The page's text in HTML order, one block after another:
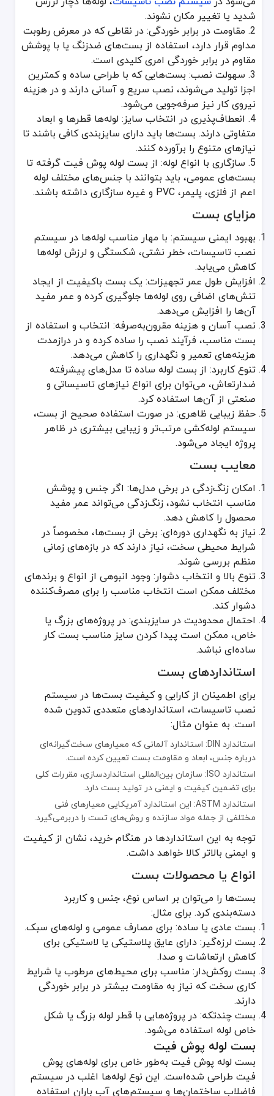
طریقه ساخت بست
خط تولید بست‌ها بسته به جنس آن‌ها متفاوت است اما به طور کلی
برش مواد اولیه: ورق‌های فلزی یا پلیمری در ابعاد و ضخامت مناسب
شکل‌دهی: ورق‌ها توسط قالب‌ها و پرس‌های صنعتی شکل بست به خود
جوشکاری یا اتصال قطعات: در مدل‌های چندتکه، قطعات توسط
آبکاری یا پوشش‌دهی: برای افزایش مقاومت در برابر زنگ‌زدگی،
کنترل کیفیت: محصول نهایی از نظر ابعاد، ضخامت پوشش و عملکرد
موارد مصرف و کاربردهای بست
سیستم‌های لوله‌کشی آب و فاضلاب: از جمله سیستم فاضلاب پوش
سیستم‌های گرمایشی و سرمایشی: بست برای تثبیت رادیاتورها،
تاسیسات برق و مخابرات: جهت نگه‌داشتن کابل‌ها و تابلوهای برق.
صنایع خودروسازی و ماشین‌آلات: برای کنترل لرزش قطعات متحرک.
بست‌ها بخش مهمی از سیستم لوله‌کشی ساختمان اعم از تأمین آب
خطوط صنعتی و کارخانه‌ها
در کارخانه‌ها، به‌خصوص صنایع شیمیایی و پتروشیمی که خطوط لوله
سیستم‌های گرمایشی و سرمایشی (HVAC)
در سیستم‌های تهویه مطبوع و گرمایشی، لوله‌های مسی یا پلیمری
برندهای سازنده بست
شرکت‌های متعدد داخلی و خارجی در زمینه تولید بست فعال هستند.
Hilti (بین‌المللی)
Fischer (بین‌المللی)
ماموت (برند داخلی)
بست ایران (برند داخلی)
هنگام انتخاب برند، به استانداردهای رعایت‌شده، مواد اولیه مصرفی
نمایندگی و واردات بست
برخی شرکت‌های ایرانی، نمایندگی برندهای خارجی را بر عهده دارند
جایگزین‌های بست
در برخی کاربردهای خاص، استفاده از رزین‌های مهاری یا
نکات مهم هنگام خرید بست
توجه به نوع لوله: اگر با بست لوله پوش فیت یا لوله‌های فلزی کار
در نظر گرفتن شرایط محیطی: در فضاهای بیرونی یا مرطوب، حتماً از
بررسی تحمل فشار و دما: مشخصات سیستم نصب تاسیسات را با
کیفیت پیچ و مهره: یادتان باشد در کنار بست، پیچ و مهره مناسب
میزان بودجه: هزینه مناسب در مقابل کیفیت ایده‌آل را بررسی و
در فرآیند خرید بست، انتخاب نوع صحیح آن با توجه به قطر لوله،
در زمان خرید بست، توجه به نوع لوله، شرایط نصب و جنس بست اهمیت
بست به عنوان یک قطعه کوچک اما فوق‌العاده حیاتی در سیستم
اگر در جستجوی راهی مطمئن برای بهبود عملکرد تاسیسات خود
شدید یا تغییر مکان نشوند.
2. مقاومت در برابر خوردگی: در نقاطی که در معرض رطوبت
مداوم قرار دارد، استفاده از بست‌های ضدزنگ یا با پوشش
مقاوم در برابر خوردگی امری کلیدی است.
3. سهولت نصب: بست‌هایی که با طراحی ساده و کمترین
اجزا تولید می‌شوند، نصب سریع و آسانی دارند و در هزینه
نیروی کار نیز صرفه‌جویی می‌شود.
4. انعطاف‌پذیری در انتخاب سایز: لوله‌ها قطرها و ابعاد
متفاوتی دارند. بست‌ها باید دارای سایزبندی کافی باشند تا
نیازهای متنوع را برآورده کنند.
5. سازگاری با انواع لوله: از بست لوله پوش فیت گرفته تا
بست‌های عمومی، باید بتوانند با جنس‌های مختلف لوله
اعم از فلزی، پلیمر، PVC و غیره سازگاری داشته باشند.
مزایای بست
بهبود ایمنی سیستم: با مهار مناسب لوله‌ها در سیستم
نصب تاسیسات، خطر نشتی، شکستگی و لرزش لوله‌ها
کاهش می‌یابد.
افزایش طول عمر تجهیزات: یک بست باکیفیت از ایجاد
تنش‌های اضافی روی لوله‌ها جلوگیری کرده و عمر مفید
آن‌ها را افزایش می‌دهد.
نصب آسان و هزینه مقرون‌به‌صرفه: انتخاب و استفاده از
بست مناسب، فرآیند نصب را ساده کرده و در درازمدت
هزینه‌های تعمیر و نگهداری را کاهش می‌دهد.
تنوع کاربرد: از بست لوله ساده تا مدل‌های پیشرفته
ضدارتعاش، می‌توان برای انواع نیازهای تاسیساتی و
صنعتی از آن‌ها استفاده کرد.
حفظ زیبایی ظاهری: در صورت استفاده صحیح از بست،
سیستم لوله‌کشی مرتب‌تر و زیبایی بیشتری در ظاهر
پروژه ایجاد می‌شود.
معایب بست
امکان زنگ‌زدگی در برخی مدل‌ها: اگر جنس و پوشش
مناسب انتخاب نشود، زنگ‌زدگی می‌تواند عمر مفید
محصول را کاهش دهد.
نیاز به نگهداری دوره‌ای: برخی از بست‌ها، مخصوصاً در
شرایط محیطی سخت، نیاز دارند که در بازه‌های زمانی
منظم بررسی شوند.
تنوع بالا و انتخاب دشوار: وجود انبوهی از انواع و برندهای
مختلف ممکن است انتخاب مناسب را برای مصرف‌کننده
دشوار کند.
احتمال محدودیت در سایزبندی: در پروژه‌های بزرگ یا
خاص، ممکن است پیدا کردن سایز مناسب بست کار
ساده‌ای نباشد.
استانداردهای بست
برای اطمینان از کارایی و کیفیت بست‌ها در سیستم
نصب تاسیسات، استانداردهای متعددی تدوین شده
است. به عنوان مثال:
استاندارد DIN: استاندارد آلمانی که معیارهای سخت‌گیرانه‌ای
درباره جنس، ابعاد و مقاومت بست تعیین کرده است.
استاندارد ISO: سازمان بین‌المللی استانداردسازی، مقررات کلی
برای تضمین کیفیت و ایمنی در تولید بست دارد.
استاندارد ASTM: این استاندارد آمریکایی معیارهای فنی
مختلفی از جمله مواد سازنده و روش‌های تست را دربرمی‌گیرد.
توجه به این استانداردها در هنگام خرید، نشان از کیفیت
و ایمنی بالاتر کالا خواهد داشت.
انواع یا محصولات بست
بست‌ها را می‌توان بر اساس نوع، جنس و کاربرد
دسته‌بندی کرد. برای مثال:
بست عادی یا ساده: برای مصارف عمومی و لوله‌های سبک.
بست لرزه‌گیر: دارای عایق پلاستیکی یا لاستیکی برای
کاهش ارتعاشات و صدا.
بست روکش‌دار: مناسب برای محیط‌های مرطوب یا شرایط
کاری سخت که نیاز به مقاومت بیشتر در برابر خوردگی
دارند.
بست چندتکه: در پروژه‌هایی با قطر لوله بزرگ یا شکل
خاص لوله استفاده می‌شود.
بست لوله پوش فیت
بست لوله پوش فیت به‌طور خاص برای لوله‌های پوش
فیت طراحی شده‌است. این نوع لوله‌ها اغلب در سیستم
فاضلاب ساختمان‌ها و سیستم‌های آب باران استفاده